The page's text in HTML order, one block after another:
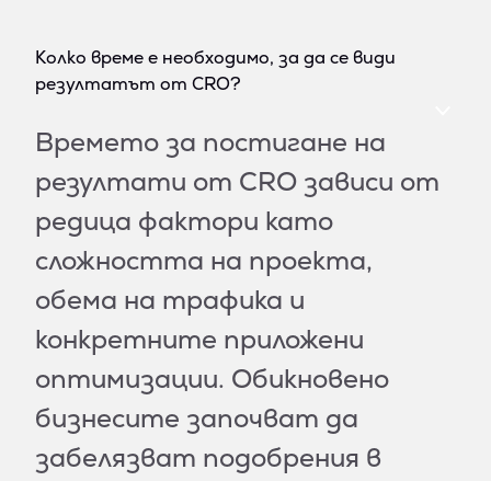
Колко време е необходимо, за да се види
резултатът от CRO?
Времето за постигане на
резултати от CRO зависи от
редица фактори като
сложността на проекта,
обема на трафика и
конкретните приложени
оптимизации. Обикновено
бизнесите започват да
забелязват подобрения в